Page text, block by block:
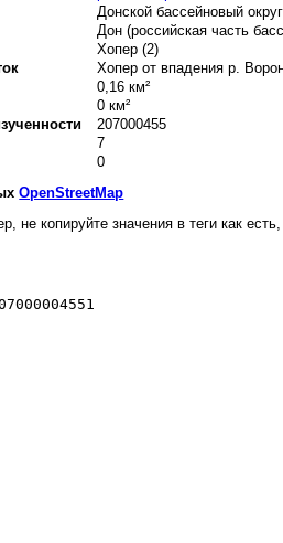
Донской бассейновый
Дон (российская часть
Хопер (2)
Хопер от впадения р.
0,16 км²
0 км²
207000455
7
0
OpenStreetMap
не копируйте значения в теги как